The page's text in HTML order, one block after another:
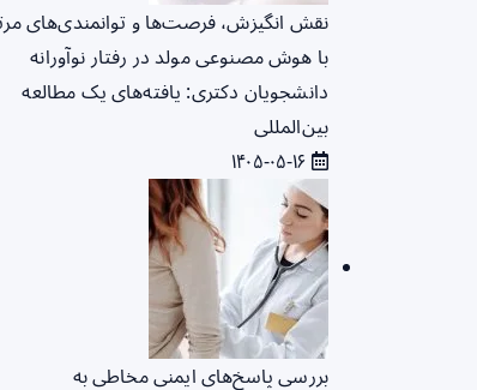
نقش انگیزش، فرصت‌ها و توانمندی‌های
با هوش مصنوعی مولد در رفتار نوآورانه
دانشجویان دکتری: یافته‌های یک مطالعه
بین‌المللی
بررسی پاسخ‌های ایمنی مخاطی به